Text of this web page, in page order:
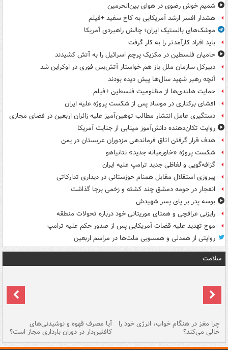
شمیم خوش رضوی در هوای بین‌الحرمین
هشدار افسر ارشد آمریکایی به کاخ سفید +فیلم
موشک‌های بالستیک ایران؛ چالش راهبردی آمریکا
باید افراد کارآمدتر را به کار گرفت
حامیان فلسطین در مکزیک پرچم اسرائیل را به آتش کشیدند
دبیرکل سازمان ملل باز هم خواستار آتش‌بس فوری در اوکراین شد
آنچه رهبر شهید سال‌ها پیش دیده بودند
حمایت هلندی‌ها از مظلومیت فلسطین +فیلم
افشای برکناری در موساد پس از شکست پروژه علیه ایران
دستگیری عامل انتشار مطالب توهین‌آمیز علیه زائران اربعین در فضای مجازی
روایت تکان‌دهنده دانش‌آموز مینابی از جنایت آمریکا
هدف قرار گرفتن اتاق‌ فرماندهی مزدوران عربستان در یمن
شکست پروژه «خاورمیانه جدید» نتانیاهو
گزافه‌گویی و لفاظی جدید ترامپ علیه ایران
پیروزی استقلال مقابل همنام خوزستانی در دیداری تدارکاتی
انفجار در حومه دمشق چند کشته و زخمی برجا گذاشت
بوسه‌ پدر بر پای پسر شهیدش
رایزنی عراقچی و همتای موریتانی خود درباره تحولات منطقه
موج تهدید علیه قضات آمریکایی پس از صدور حکم علیه ترامپ
روایتی از همدلی و همسویی ملت‌ها در مراسم اربعین
سلامت
چرا مغز در هنگام خواب، انرژی خود را
خالی می‌کند؟
آیا مصرف قهوه و نوشیدنی‌های
کافئین‌دار در دوران بارداری مجاز است؟